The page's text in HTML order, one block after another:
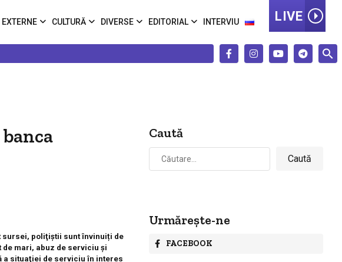
EXTERNE CULTURĂ DIVERSE EDITORIAL INTERVIU LIVE
sursei, poliţiştii sunt învinuiți de
mari, abuz de serviciu şi
a situaţiei de serviciu în interes
Caută
Caută
după:
Urmărește-ne
FACEBOOK